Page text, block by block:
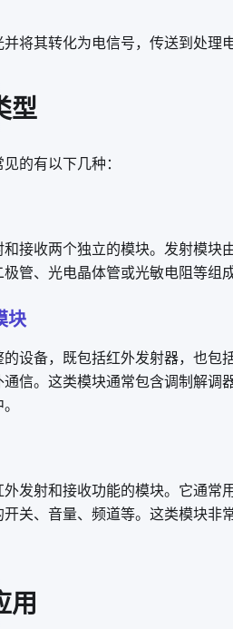
将其转化为电信号，传送到处理电
型
的有以下几种：
接收两个独立的模块。发射模块
管、光电晶体管或光敏电阻等组
块
设备，既包括红外发射器，也包
信。这类模块通常包含调制解调
发射和接收功能的模块。它通常
关、音量、频道等。这类模块非
用